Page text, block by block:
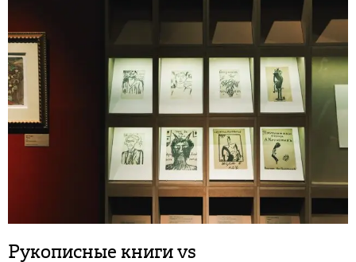
Рукописные книги vs